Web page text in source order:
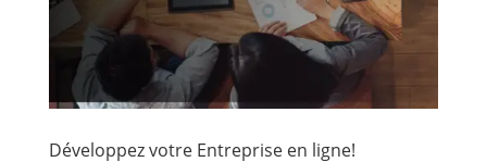
Développez votre Entreprise en ligne!